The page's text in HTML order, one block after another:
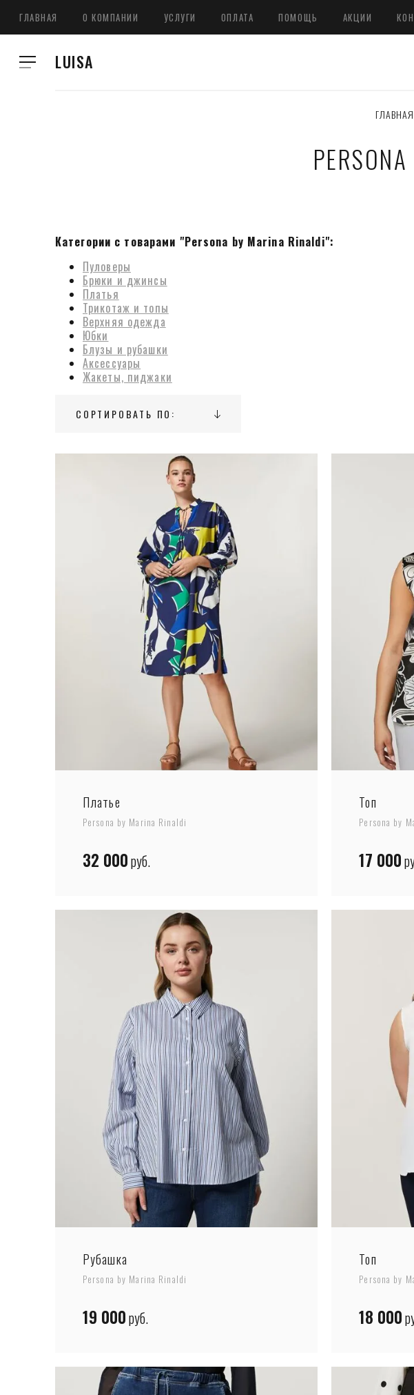
ГЛАВНАЯ О КОМПАНИИ УСЛУГИ ОПЛАТА ПОМОЩЬ АКЦИИ
LUISA
ГЛАВНАЯ
Категории с товарами "Persona by Marina Rinaldi":
Пуловеры
Брюки и джинсы
Платья
Трикотаж и топы
Верхняя одежда
Юбки
Блузы и рубашки
Аксессуары
Жакеты, пиджаки
СОРТИРОВАТЬ ПО:
Платье
Persona by Marina Rinaldi
32 000руб.
Топ
Persona by
17 000
Рубашка
Persona by Marina Rinaldi
19 000руб.
Топ
Persona by
18 000